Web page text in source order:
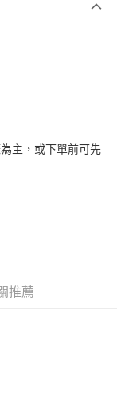
主，或下單前可先
推薦